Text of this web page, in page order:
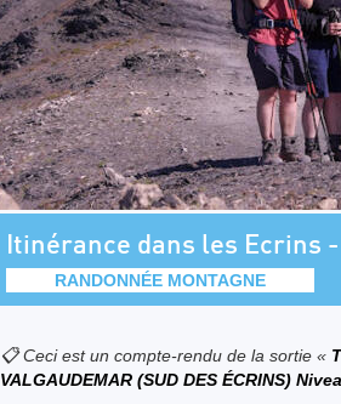
Itinérance dans les Ecrins
RANDONNÉE MONTAGNE
📋 Ceci est un compte-rendu de la sortie «
VALGAUDEMAR (SUD DES ÉCRINS)